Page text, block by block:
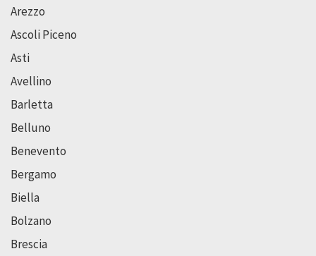
Arezzo
Ascoli Piceno
Asti
Avellino
Barletta
Belluno
Benevento
Bergamo
Biella
Bolzano
Brescia